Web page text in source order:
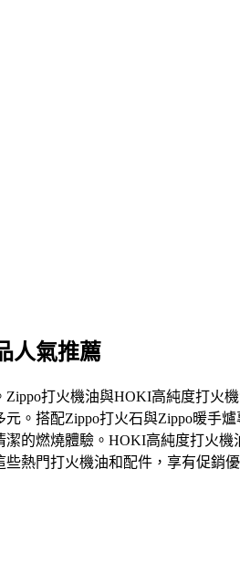
人氣推薦
打火機油與HOKI高純度打火
。搭配Zippo打火石與Zippo暖手
的燃燒體驗。HOKI高純度打火
熱門打火機油和配件，享有促銷